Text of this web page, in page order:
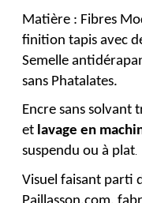
Matière : Fibres
finition tapis avec
Semelle
sans Phatalates.
Encre sans solvant
et lavage en
suspendu ou à plat
Visuel faisant parti